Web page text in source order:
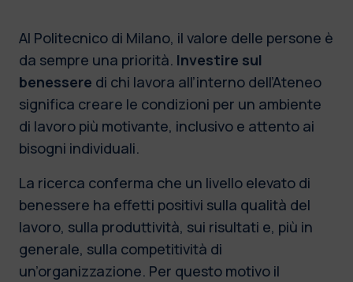
Al Politecnico di Milano, il valore delle persone è
da sempre una priorità. Investire sul
benessere di chi lavora all’interno dell’Ateneo
significa creare le condizioni per un ambiente
di lavoro più motivante, inclusivo e attento ai
bisogni individuali.
La ricerca conferma che un livello elevato di
benessere ha effetti positivi sulla qualità del
lavoro, sulla produttività, sui risultati e, più in
generale, sulla competitività di
un’organizzazione. Per questo motivo il